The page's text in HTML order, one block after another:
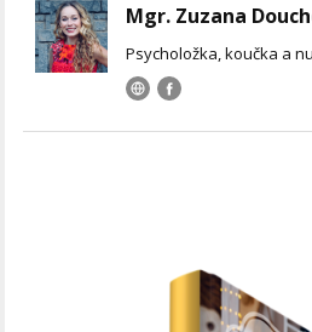
Mgr. Zuzana
Psycholožka, koučka a